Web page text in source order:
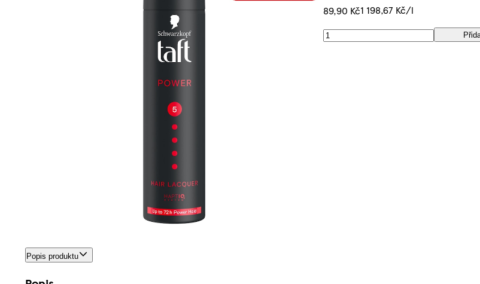
89,90 Kč1 198,67 Kč/l
Popis produktu